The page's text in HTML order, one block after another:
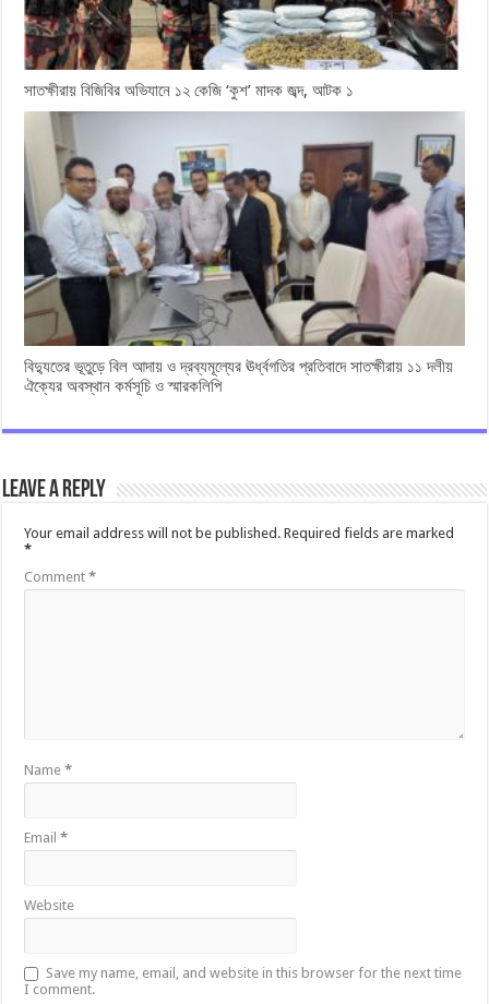
সাতক্ষীরায় বিজিবির অভিযানে ১২ কেজি ‘কুশ’ মাদক জব্দ, আটক ১
বিদ্যুতের ভূতুড়ে বিল আদায় ও দ্রব্যমূল্যের ঊর্ধ্বগতির প্রতিবাদে সাতক্ষীরায় ১১ দলীয়
ঐক্যের অবস্থান কর্মসূচি ও স্মারকলিপি
Leave a Reply
Your email address will not be published. Required fields are marked
*
Comment*
Name*
Email*
Website
Save my name, email, and website in this browser for the next time
I comment.